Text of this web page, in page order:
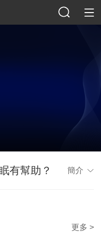
有幫助？ 簡介
更多 >